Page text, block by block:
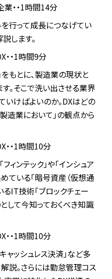
・・1時間14分
行って成長につなげてい
します。
・1時間9分
もとに、製造業の現状と
。そこで洗い出させる業界
いけばよいのか。DXはどの
造業において」の観点から
・1時間10分
ィンテック」や「インシュア
ている「暗号資産（仮想通
るIT技術「ブロックチェー
して今知っておくべき知識
・1時間10分
ャッシュレス決済」など多
説。さらには勤怠管理コス